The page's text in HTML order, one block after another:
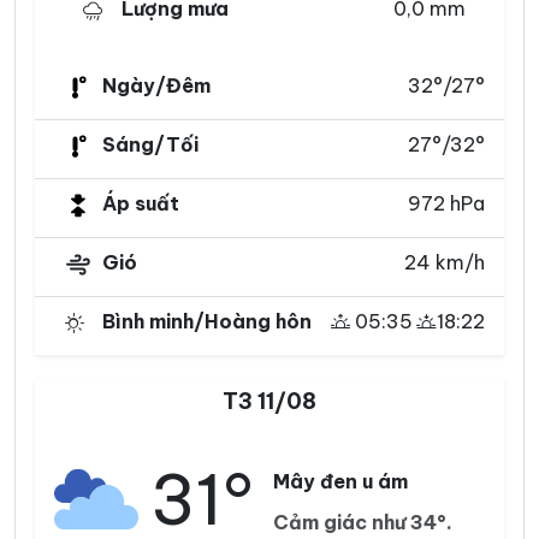
Lượng mưa 0,0 mm
Ngày/Đêm 32°/27°
Sáng/Tối 27°/32°
Áp suất 972 hPa
Gió 24 km/h
Bình minh/Hoàng hôn 05:35 18:22
T3 11/08
31°
Mây đen u ám
Cảm giác như 34°.